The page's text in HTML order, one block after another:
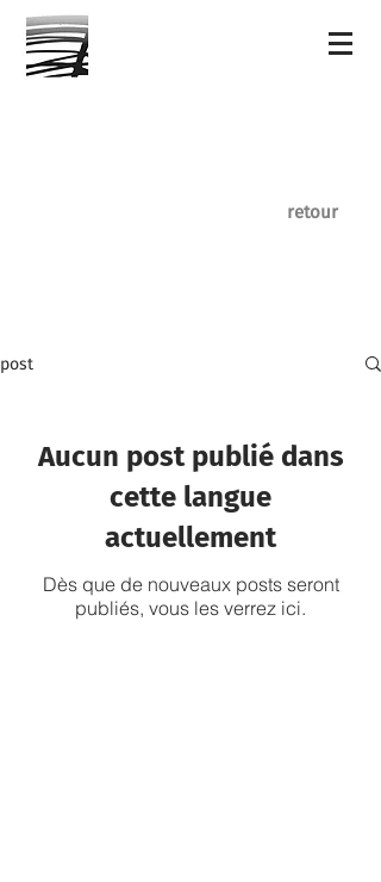
retour
post
Aucun post publié dans
cette langue
actuellement
Dès que de nouveaux posts seront
publiés, vous les verrez ici.